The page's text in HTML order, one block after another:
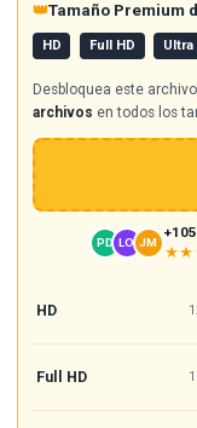
👑Tamaño Premium
HD Full HD Ultra
Desbloquea este
archivos en todos los
PD LO JM
+105
HD
Full HD